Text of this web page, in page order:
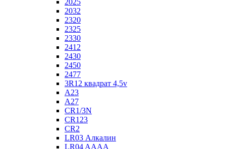
2025
2032
2320
2325
2330
2412
2430
2450
2477
3R12 квадрат 4,5v
A23
A27
CR1/3N
CR123
CR2
LR03 Алкалин
LR04 AAAA